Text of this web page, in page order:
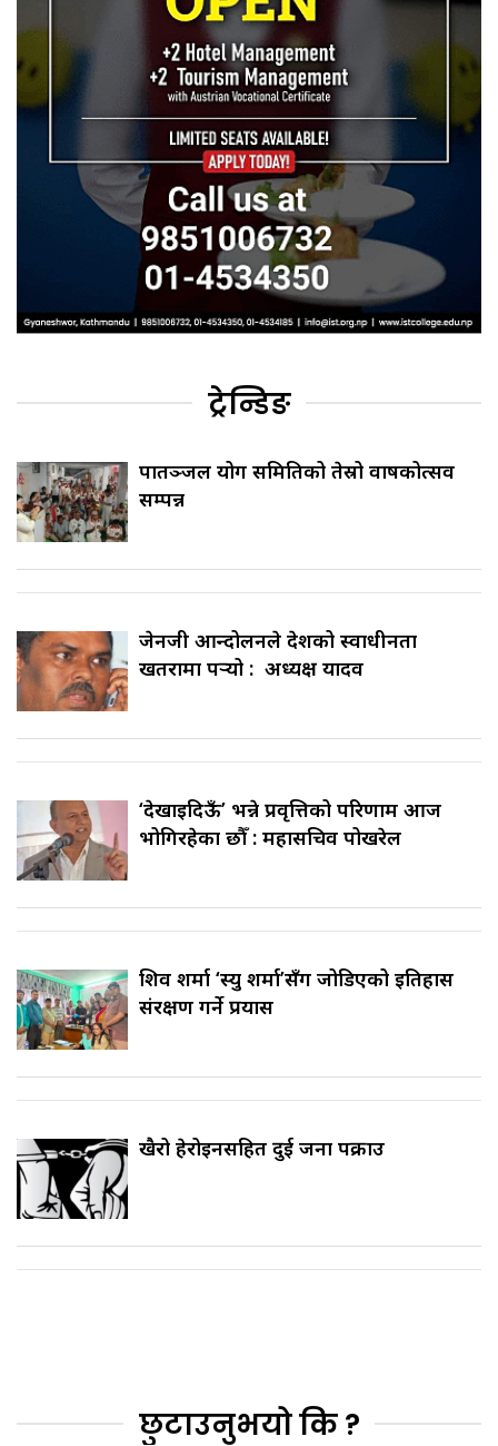
ट्रेन्डिङ
पातञ्जल योग समितिको तेस्रो वार्षिकोत्सव
सम्पन्न
जेनजी आन्दोलनले देशको स्वाधीनता
खतरामा पर्‍यो : अध्यक्ष यादव
‘देखाइदिऊँ’ भन्ने प्रवृत्तिको परिणाम आज
भोगिरहेका छौँ : महासचिव पोखरेल
शिव शर्मा ‘स्यु शर्मा’सँग जोडिएको इतिहास
संरक्षण गर्ने प्रयास
खैरो हेरोइनसहित दुई जना पक्राउ
छुटाउनुभयो कि ?